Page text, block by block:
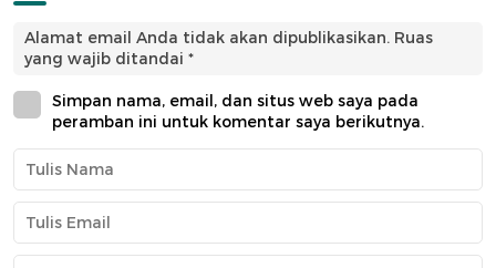
Alamat email Anda tidak akan dipublikasikan. Ruas
yang wajib ditandai *
Simpan nama, email, dan situs web saya pada
peramban ini untuk komentar saya berikutnya.